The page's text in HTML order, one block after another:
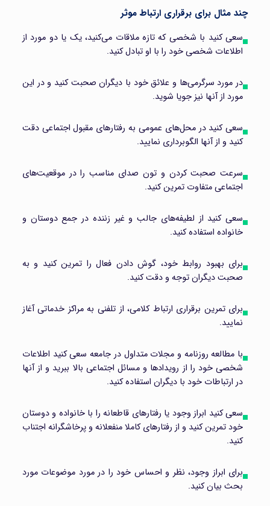
چند مثال برای برقراری ارتباط موثر
سعی کنید با شخصی که تازه ملاقات می‌کنید، یک یا دو مورد از
اطلاعات شخصی خود را با او تبادل کنید.
در مورد سرگرمی‌ها و علائق خود با دیگران صحبت کنید و در این
مورد از آنها نیز جویا شوید.
سعی کنید در محل‌های عمومی به رفتارهای مقبول اجتماعی دقت
کنید و از آنها الگوبرداری نمایید.
سرعت صحبت کردن و تون صدای مناسب را در موقعیت‌های
اجتماعی متفاوت تمرین کنید.
سعی کنید از لطیفه‌های جالب و غیر زننده در جمع دوستان و
خانواده استفاده کنید.
برای بهبود روابط خود، گوش دادن فعال را تمرین کنید و به
صحبت دیگران توجه و دقت کنید.
برای تمرین برقراری ارتباط کلامی، از تلفنی به مراکز خدماتی آغاز
نمایید.
با مطالعه روزنامه و مجلات متداول در جامعه سعی کنید اطلاعات
شخصی خود را از رویدادها و مسائل اجتماعی بالا ببرید و از آنها
در ارتباطات خود با دیگران استفاده کنید.
سعی کنید ابراز وجود یا رفتارهای قاطعانه را با خانواده و دوستان
خود تمرین کنید و از رفتارهای کاملا منفعلانه و پرخاشگرانه اجتناب
کنید.
برای ابراز وجود، نظر و احساس خود را در مورد موضوعات مورد
بحث بیان کنید.